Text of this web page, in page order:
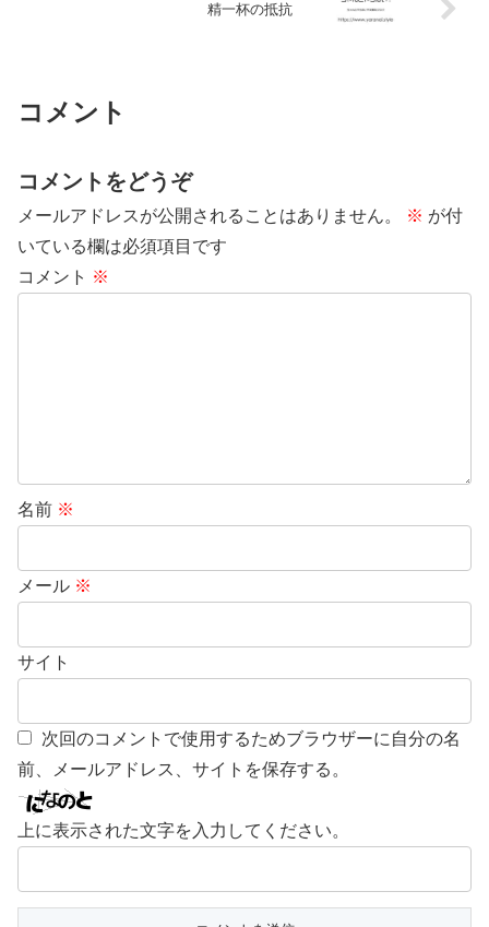
精一杯の抵抗
コメント
コメントをどうぞ
メールアドレスが公開されることはありません。 ※ が付
いている欄は必須項目です
コメント ※
名前 ※
メール ※
サイト
次回のコメントで使用するためブラウザーに自分の名
前、メールアドレス、サイトを保存する。
上に表示された文字を入力してください。